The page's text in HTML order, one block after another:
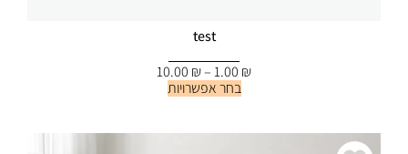
test
₪
–
₪
בחר אפשרויות